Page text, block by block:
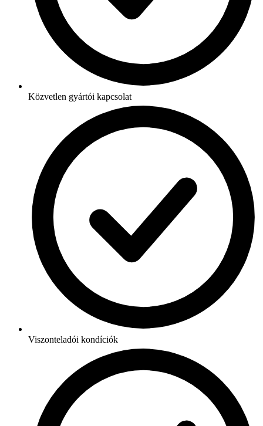
Közvetlen gyártói kapcsolat
Viszonteladói kondíciók